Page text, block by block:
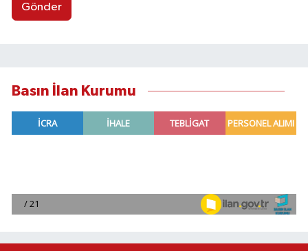
Gönder
Basın İlan Kurumu